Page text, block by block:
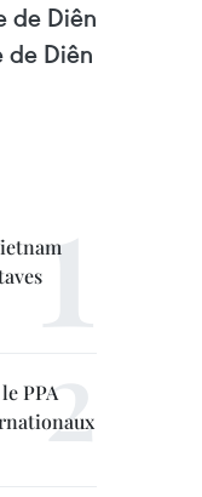
de Diên
de Diên
PPA